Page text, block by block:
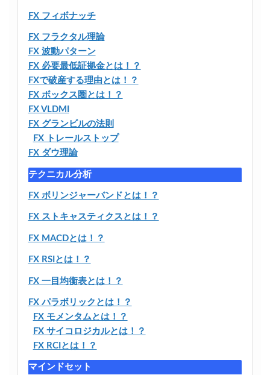
FX フィボナッチ
FX フラクタル理論
FX 波動パターン
FX 必要最低証拠金とは！？
FXで破産する理由とは！？
FX ボックス圏とは！？
FX VLDMI
FX グランビルの法則
FX トレールストップ
FX ダウ理論
テクニカル分析
FX ボリンジャーバンドとは！？
FX ストキャスティクスとは！？
FX MACDとは！？
FX RSIとは！？
FX 一目均衡表とは！？
FX パラボリックとは！？
FX モメンタムとは！？
FX サイコロジカルとは！？
FX RCIとは！？
マインドセット